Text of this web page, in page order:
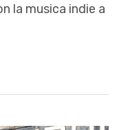
la musica indie a